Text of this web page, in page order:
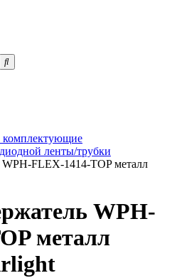
комплектующие
ленты/трубки
FLEX-1414-TOP металл
WPH-
металл